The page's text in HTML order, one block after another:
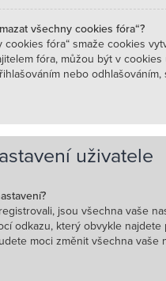
všechny cookies fóra“?
cookies fóra“ smaže cookies
fóra, můžou být v
nebo
uživatele
jsou všechna vaše
odkazu, který obvykle
moci změnit všechna vaše